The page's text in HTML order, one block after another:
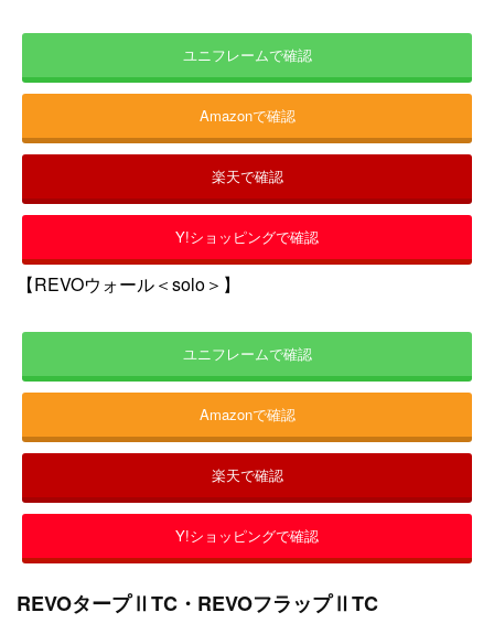
ユニフレームで確認
Amazonで確認
楽天で確認
Y!ショッピングで確認
【REVOウォール＜solo＞】
ユニフレームで確認
Amazonで確認
楽天で確認
Y!ショッピングで確認
REVOタープⅡTC・REVOフラップⅡTC